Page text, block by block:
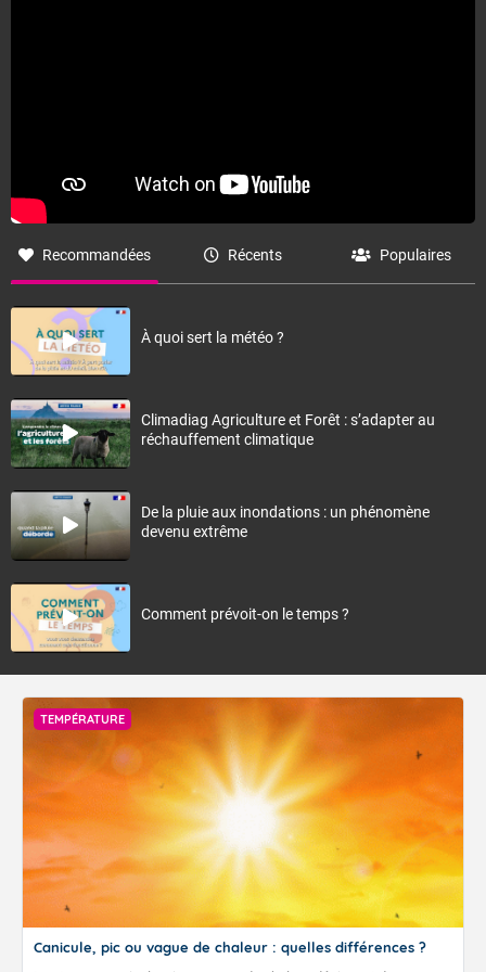
Recommandées Récents Populaires
À quoi sert la météo ?
Climadiag Agriculture et Forêt : s’adapter au
réchauffement climatique
De la pluie aux inondations : un phénomène
devenu extrême
Comment prévoit-on le temps ?
TEMPÉRATURE
Canicule, pic ou vague de chaleur : quelles différences ?